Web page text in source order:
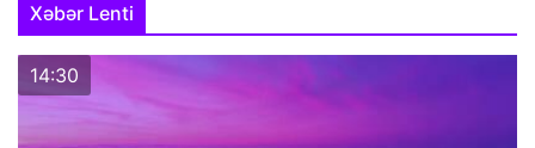
Xəbər Lenti
14:30